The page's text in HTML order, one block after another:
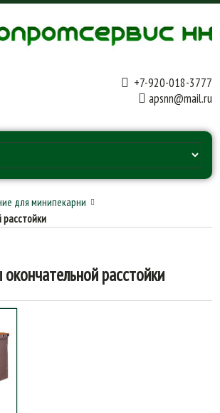
+7-920-018-3777
apsnn@mail.ru
для минипекарни
расстойки